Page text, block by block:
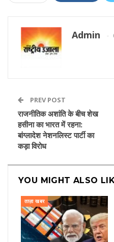
Admin
PREV POST
राजनीतिक अशांति के बीच शेख
हसीना का भारत में रहना:
बांग्लादेश नेशनलिस्ट पार्टी का
कड़ा विरोध
YOU MIGHT ALSO
ताज़ा खबर